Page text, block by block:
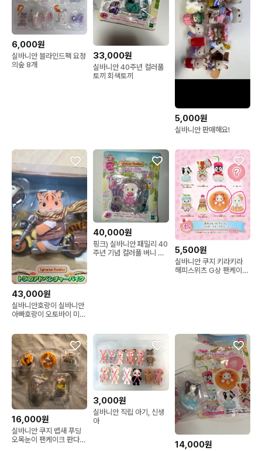
6,000원
실바니안 블라인드팩 요정
의숲 8개
33,000원
실바니안 40주년 컬러풀
토끼 회색토끼
5,000원
실바니안 판매해요!
43,000원
실바니안호랑이 실바니안
아빠호랑이 오토바이 미개
40,000원
핑크) 실바니안 패밀리 40
주년 기념 컬러풀 버니 코
5,500원
실바니안 쿠지 키라키라
해피스위츠 G상 팬케이크
16,000원
실바니안 쿠지 뱁새 푸딩
오목눈이 팬케이크 판다
3,000원
실바니안 직립 아기, 신생
아
14,000원